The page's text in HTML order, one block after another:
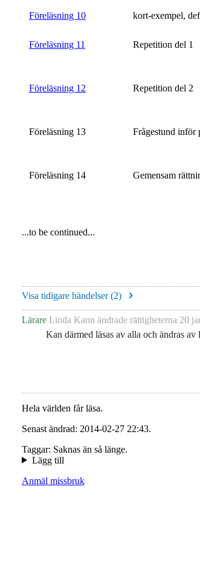
Föreläsning 10 kort-exempel,
Föreläsning 11 Repetition del 1
Föreläsning 12 Repetition del 2
Föreläsning 13 Frågestund inför
Föreläsning 14 Gemensam
...to be continued...
Visa tidigare händelser (2)
Lärare Linda Kann ändrade rättigheterna 20
Kan därmed läsas av alla och ändras av
Hela världen får läsa.
Senast ändrad: 2014-02-27 22:43.
Taggar: Saknas än så länge.
Lägg till
Anmäl missbruk